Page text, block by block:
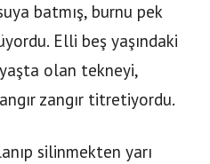
batmış, burnu pek
Elli beş yaşındaki
olan tekneyi,
zangır titretiyordu.
silinmekten yarı